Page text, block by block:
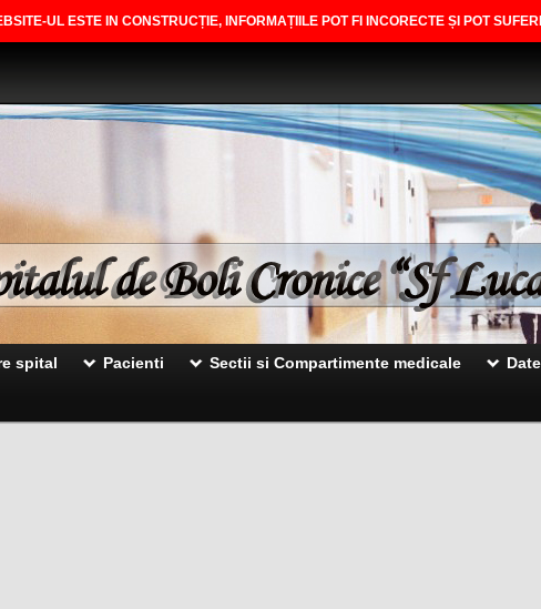
UL ESTE IN CONSTRUCȚIE, INFORMAȚIILE POT FI INCORECTE ȘI POT
spital Pacienti Sectii si Compartimente medicale